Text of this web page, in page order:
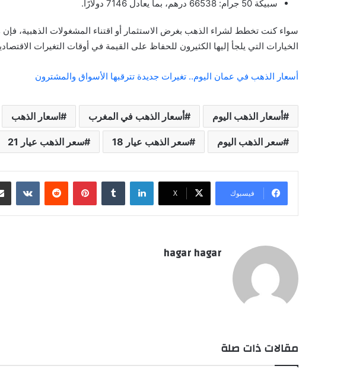
سبيكة 50 جرام: 66538 درهم، بما يعادل 7146 دولارًا.
سواء كنت تخطط لشراء الذهب بغرض الاستثمار أو اقتناء المشغولات الذهبية،
الخيارات التي يلجأ إليها الكثيرون للحفاظ على القيمة في أوقات التغيرات
أسعار الذهب في عمان اليوم.. تغيرات جديدة تترقبها الأسواق والمشترون
أسعار الذهب اليوم أسعار الذهب في المغرب اسعار الذهب
سعر الذهب اليوم سعر الذهب عيار 18 سعر الذهب عيار 21
فيسبوك ‫X
لينكدإن بينتيريست
hagar hagar
مقالات ذات صلة